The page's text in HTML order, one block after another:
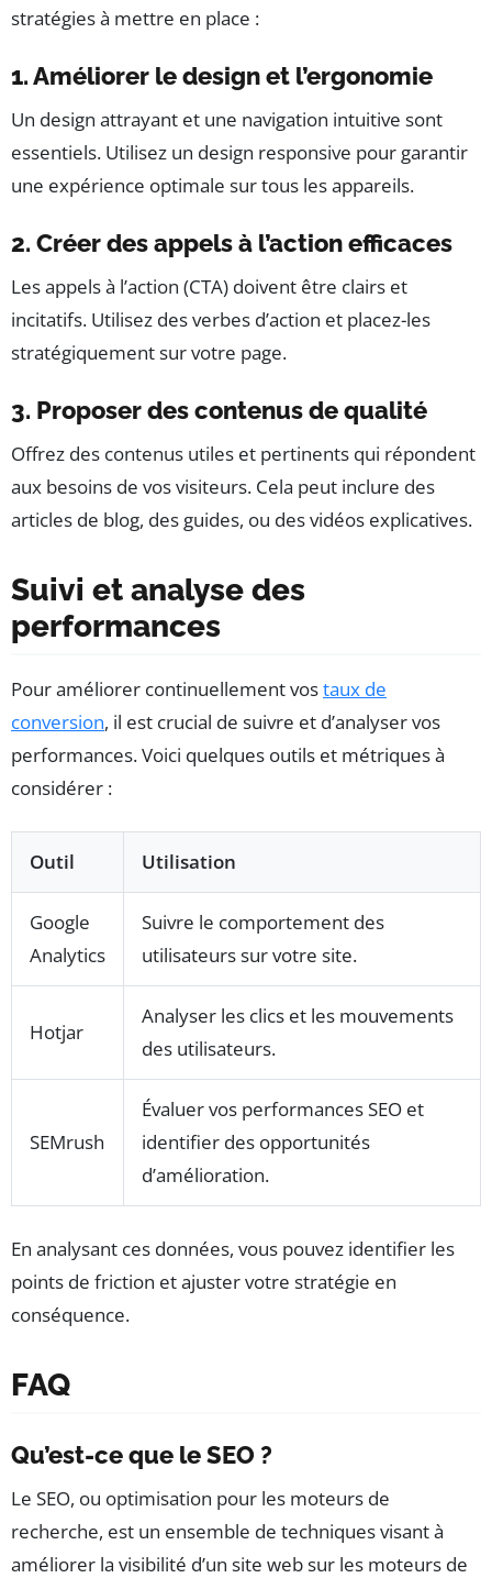
stratégies à mettre en place :
1. Améliorer le design et l’ergonomie
Un design attrayant et une navigation intuitive sont
essentiels. Utilisez un design responsive pour garantir
une expérience optimale sur tous les appareils.
2. Créer des appels à l’action efficaces
Les appels à l’action (CTA) doivent être clairs et
incitatifs. Utilisez des verbes d’action et placez-les
stratégiquement sur votre page.
3. Proposer des contenus de qualité
Offrez des contenus utiles et pertinents qui répondent
aux besoins de vos visiteurs. Cela peut inclure des
articles de blog, des guides, ou des vidéos explicatives.
Suivi et analyse des
performances
Pour améliorer continuellement vostaux de
conversion, il est crucial de suivre et d’analyser vos
performances. Voici quelques outils et métriques à
considérer :
Outil Utilisation
Google
Analytics
Suivre le comportement des
utilisateurs sur votre site.
Hotjar
Analyser les clics et les mouvements
des utilisateurs.
SEMrush
Évaluer vos performances SEO et
identifier des opportunités
d’amélioration.
En analysant ces données, vous pouvez identifier les
points de friction et ajuster votre stratégie en
conséquence.
FAQ
Qu’est-ce que le SEO ?
Le SEO, ou optimisation pour les moteurs de
recherche, est un ensemble de techniques visant à
améliorer la visibilité d’un site web sur les moteurs de